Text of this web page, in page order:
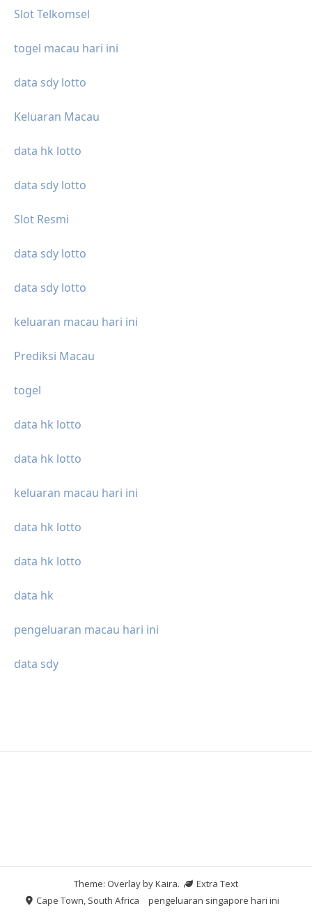
Slot Telkomsel
togel macau hari ini
data sdy lotto
Keluaran Macau
data hk lotto
data sdy lotto
Slot Resmi
data sdy lotto
data sdy lotto
keluaran macau hari ini
Prediksi Macau
togel
data hk lotto
data hk lotto
keluaran macau hari ini
data hk lotto
data hk lotto
data hk
pengeluaran macau hari ini
data sdy
Theme: Overlay byKaira.
Extra Text
Cape Town, South Africa
pengeluaran singapore hari ini